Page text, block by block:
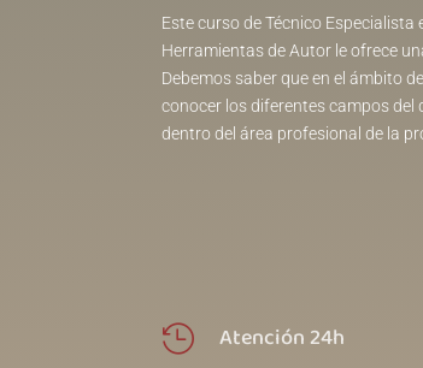
Este curso de Técnico
Herramientas de Autor le ofrece
Debemos saber que en el ámbito
conocer los diferentes campos
dentro del área profesional de la
 Atención 24h